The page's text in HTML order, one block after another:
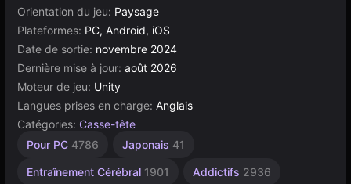
Orientation du jeu: Paysage
Plateformes: PC, Android, iOS
Date de sortie: novembre 2024
Dernière mise à jour: août 2026
Moteur de jeu: Unity
Langues prises en charge: Anglais
Catégories: Casse-tête
Pour PC 4786 Japonais 41
Entraînement Cérébral 1901 Addictifs 2936
Esprit
Collection
Agilité
Bureau
À 1
4127
Unity
ligne